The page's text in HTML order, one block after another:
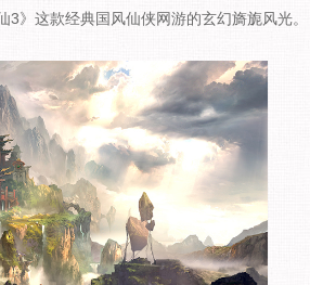
》这款经典国风仙侠网游的玄幻旖旎风光。